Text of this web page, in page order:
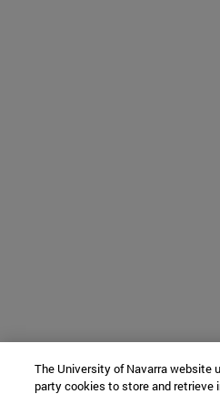
The University of Navarra website
party cookies to store and retrieve